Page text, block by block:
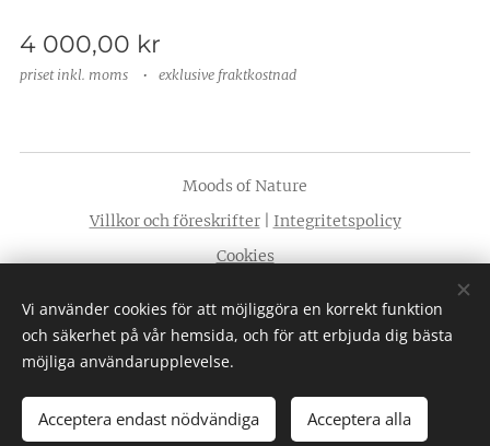
4 000,00 kr
priset inkl. moms exklusive fraktkostnad
Lägg i kundvagnen
Moods of Nature
Villkor och föreskrifter| Integritetspolicy
Cookies
Språk
Svenska
American English
Vi använder cookies för att möjliggöra en korrekt funktion
och säkerhet på vår hemsida, och för att erbjuda dig bästa
möjliga användarupplevelse.
Acceptera endast nödvändiga Acceptera alla